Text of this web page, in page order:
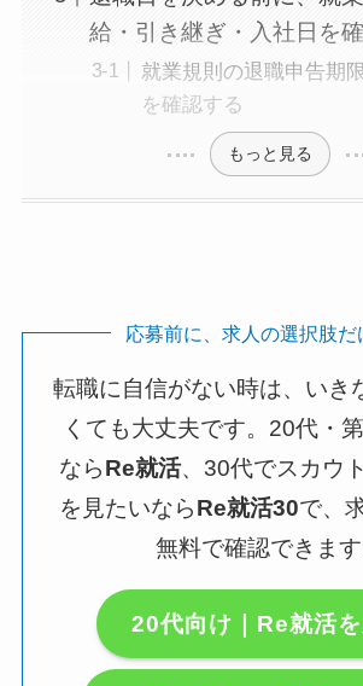
給・引き継ぎ・入社日を
就業規則の退職申告期
を確認する
もっと見る
応募前に、求人の選択肢だ
転職に自信がない時は、いき
くても大丈夫です。20代・
ならRe就活、30代でスカウ
を見たいならRe就活30で、
無料で確認できます
20代向け｜Re就活